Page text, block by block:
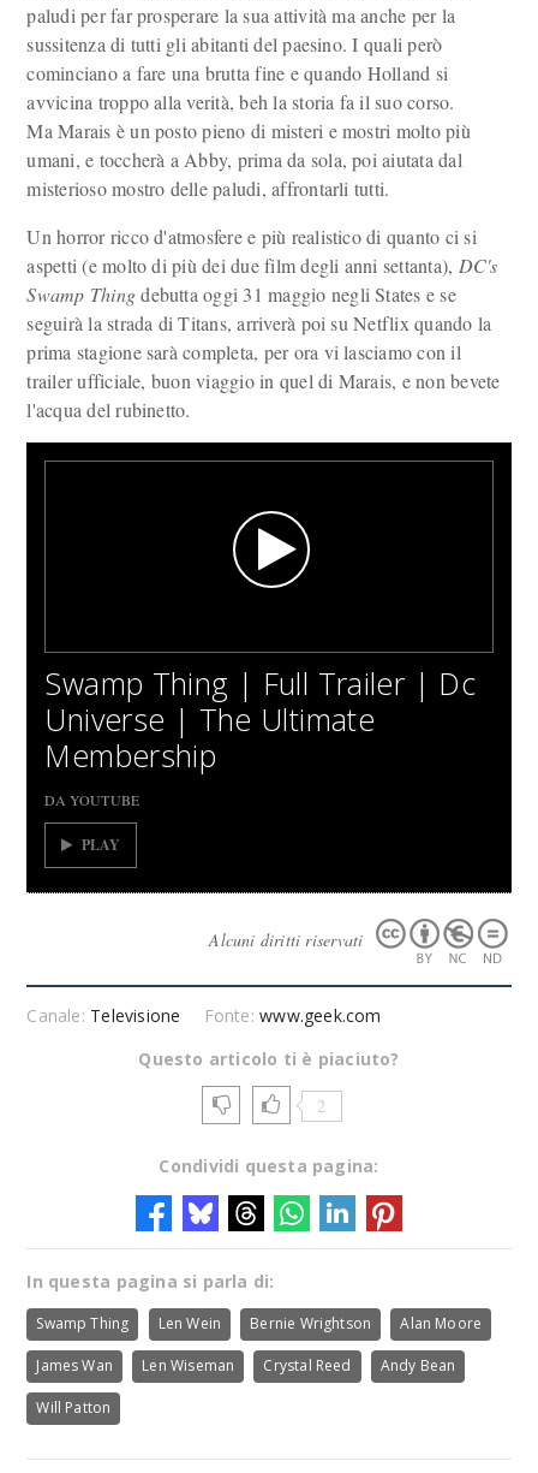
paludi per far prosperare la sua attività ma anche per la
sussitenza di tutti gli abitanti del paesino. I quali però
cominciano a fare una brutta fine e quando Holland si
avvicina troppo alla verità, beh la storia fa il suo corso.
Ma Marais è un posto pieno di misteri e mostri molto più
umani, e toccherà a Abby, prima da sola, poi aiutata dal
misterioso mostro delle paludi, affrontarli tutti.
Un horror ricco d'atmosfere e più realistico di quanto ci si
aspetti (e molto di più dei due film degli anni settanta), DC's
Swamp Thingdebutta oggi 31 maggio negli States e se
seguirà la strada di Titans, arriverà poi su Netflix quando la
prima stagione sarà completa, per ora vi lasciamo con il
trailer ufficiale, buon viaggio in quel di Marais, e non bevete
l'acqua del rubinetto.
Swamp Thing | Full Trailer | Dc
Universe | The Ultimate
Membership
DA YOUTUBE
PLAY
Alcuni diritti riservati
Canale: Televisione Fonte:www.geek.com
Questo articolo ti è piaciuto?
2
Condividi questa pagina:
In questa pagina si parla di:
Swamp Thing Len Wein Bernie Wrightson Alan Moore
James Wan Len Wiseman Crystal Reed Andy Bean
Will Patton